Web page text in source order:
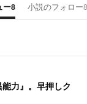
ー8 小説のフォロー8
力』。早押しク